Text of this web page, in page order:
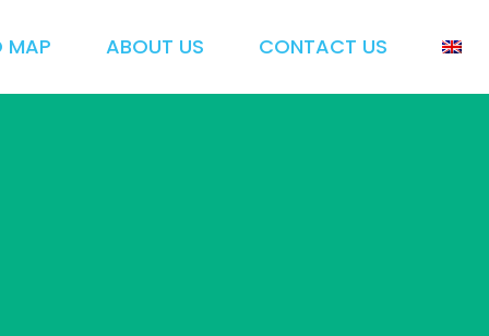
MAP ABOUT US CONTACT US